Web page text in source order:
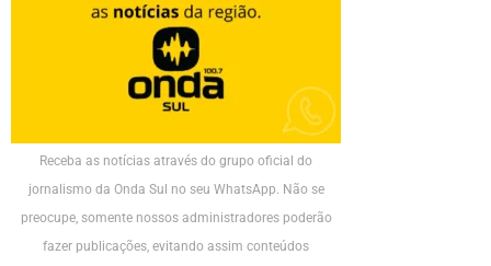
Receba as notícias através do grupo oficial do
jornalismo da Onda Sul no seu WhatsApp. Não se
preocupe, somente nossos administradores poderão
fazer publicações, evitando assim conteúdos